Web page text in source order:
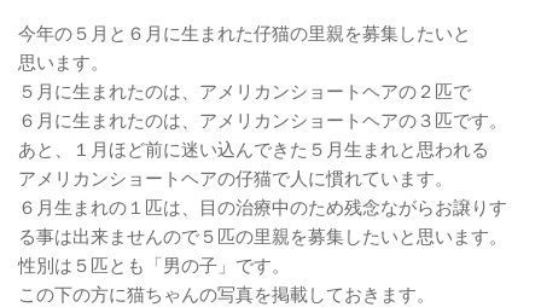
今年の５月と６月に生まれた仔猫の里親を募集したいと
思います。
５月に生まれたのは、アメリカンショートヘアの２匹で
６月に生まれたのは、アメリカンショートヘアの３匹です。
あと、１月ほど前に迷い込んできた５月生まれと思われる
アメリカンショートヘアの仔猫で人に慣れています。
６月生まれの１匹は、目の治療中のため残念ながらお譲りす
る事は出来ませんので５匹の里親を募集したいと思います。
性別は５匹とも「男の子」です。
この下の方に猫ちゃんの写真を掲載しておきます。